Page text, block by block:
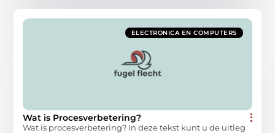
ELECTRONICA EN COMPUTERS
Wat is Procesverbetering?
Wat is procesverbetering? In deze tekst kunt u de uitleg